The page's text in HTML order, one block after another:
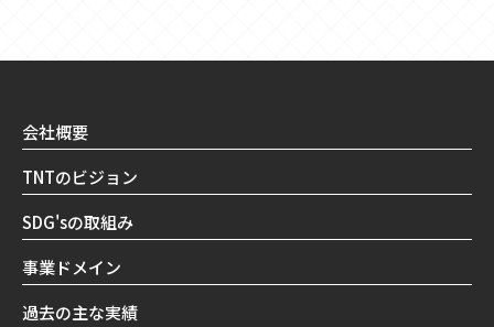
会社概要
TNTのビジョン
SDG'sの取組み
事業ドメイン
過去の主な実績